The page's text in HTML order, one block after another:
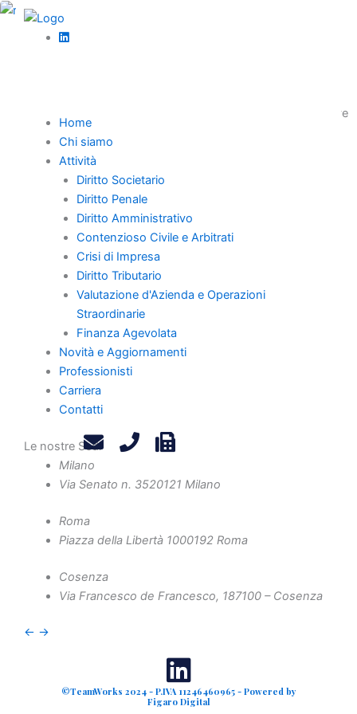
Vai
Home
Chi siamo
Attività
Diritto Societario
Diritto Penale
Diritto Amministrativo
Contenzioso Civile e Arbitrati
Crisi di Impresa
Diritto Tributario
Valutazione d'Azienda e Operazioni
Straordinarie
Finanza Agevolata
Novità e Aggiornamenti
Professionisti
Carriera
Contatti
Le nostre Sedi
Milano
Via Senato n. 3520121 Milano
Roma
Piazza della Libertà 1000192 Roma
Cosenza
Via Francesco de Francesco, 187100 – Cosenza
← →
Il gestore del lido è responsabile in base all’art.2051 c.c., deve
garantire sicurezza; il danneggiato prova il nesso,
l’assicurazione offre entro 90 giorni.
Home
Chi Siamo
Professionisti
Novità e Aggiornamenti
Carriera
Contatti
Privacy Policy
Legals
Attività
Diritto Societario
Diritto Penale
Crisi d'Impresa
Contenzioso Civile e Arbitrati
Valutazione d'Azienda e Operazioni Straordinarie
©TeamWorks 2024 - P.IVA 11246460965 - Powered by
Figaro Digital